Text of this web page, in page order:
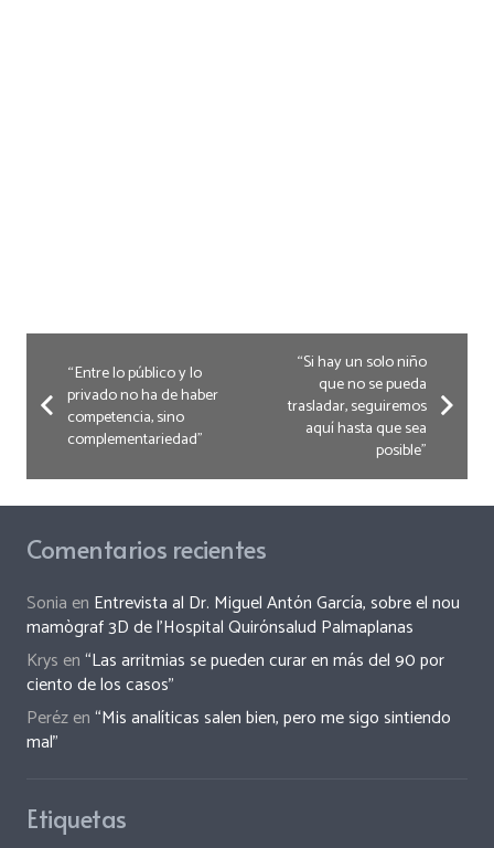
“Entre lo público y lo
privado no ha de haber
competencia, sino
complementariedad”
“Si hay un solo niño
que no se pueda
trasladar, seguiremos
aquí hasta que sea
posible”
Comentarios recientes
Sonia en Entrevista al Dr. Miguel Antón García, sobre el nou
mamògraf 3D de l’Hospital Quirónsalud Palmaplanas
Krys en“Las arritmias se pueden curar en más del 90 por
ciento de los casos”
Perézen“Mis analíticas salen bien, pero me sigo sintiendo
mal”
Etiquetas